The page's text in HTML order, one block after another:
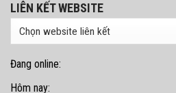
LIÊN KẾT WEBSITE
Đang online:
Hôm nay: